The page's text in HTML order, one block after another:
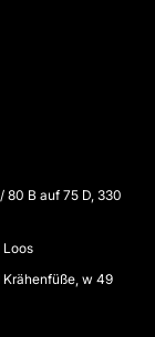
80 B auf 75 D, 330
Loos
w 49